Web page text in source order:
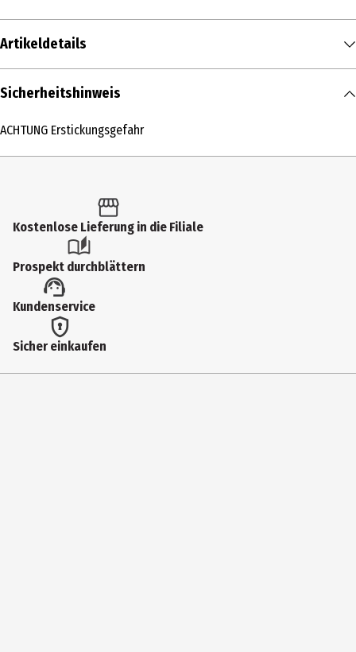
Artikeldetails
Inhalt
Produkttyp
Hyga GmbH&Co. KG
Herstelleradresse
Steineshoffweg 2, 45479 Mühlheim/Ruhr
Kontaktmöglichkeit
www.mueller.eu
Sicherheitshinweis
ACHTUNG Erstickungsgefahr
Kostenlose Lieferung in die Filiale
Prospekt durchblättern
Kundenservice
Sicher einkaufen